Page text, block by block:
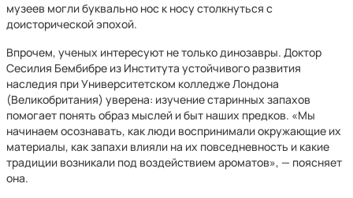
музеев могли буквально нос к носу столкнуться с
доисторической эпохой.
Впрочем, ученых интересуют не только динозавры. Доктор
Сесилия Бембибре из Института устойчивого развития
наследия при Университетском колледже Лондона
(Великобритания) уверена: изучение старинных запахов
помогает понять образ мыслей и быт наших предков. «Мы
начинаем осознавать, как люди воспринимали окружающие их
материалы, как запахи влияли на их повседневность и какие
традиции возникали под воздействием ароматов», — поясняет
она.